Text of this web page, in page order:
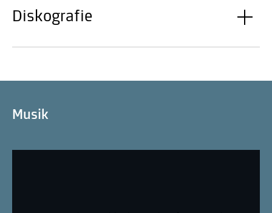
Diskografie
Musik